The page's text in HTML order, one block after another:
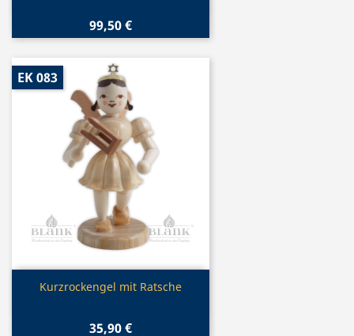
99,50 €
Vorschau
Kurzrockengel mit Ratsche
35,90 €
EK 083